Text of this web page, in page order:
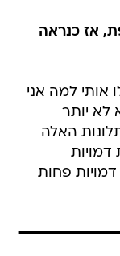
אז כנראה
אותי למה אני
יותר
האלה
פחות